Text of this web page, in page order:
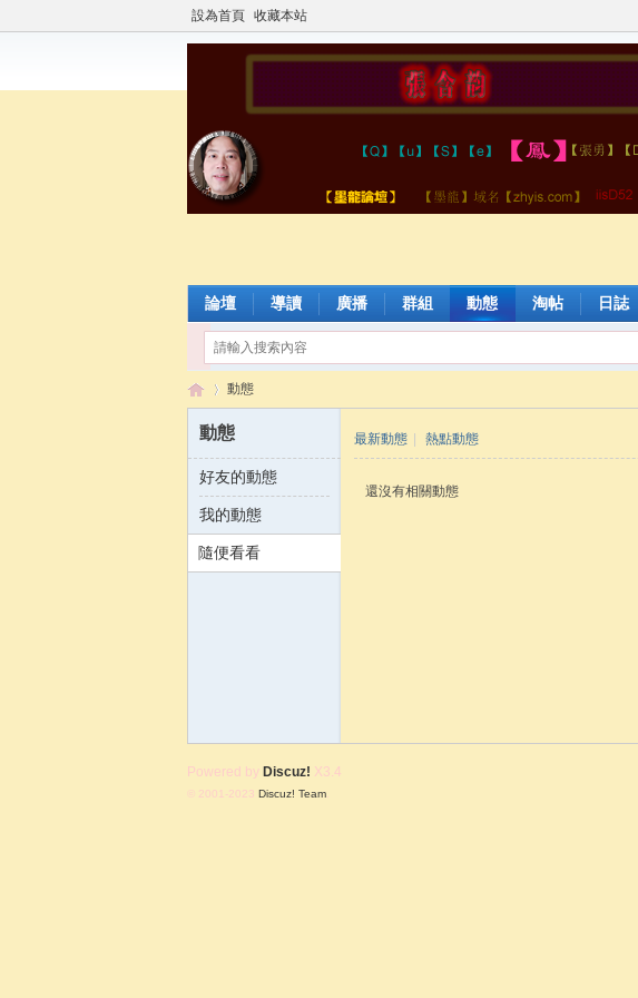
設為首頁 收藏本站
論壇 導讀 廣播 群組 動態 淘帖 日誌
張 ›
動態
動態
好友的動態
我的動態
隨便看看
最新動態 熱點動態
還沒有相關動態
Powered by Discuz! X3.4
© 2001-2023 Discuz! Team